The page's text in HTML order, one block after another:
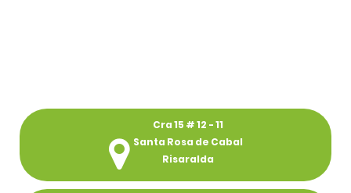
Cra 15 # 12 - 11
Santa Rosa de Cabal
Risaralda